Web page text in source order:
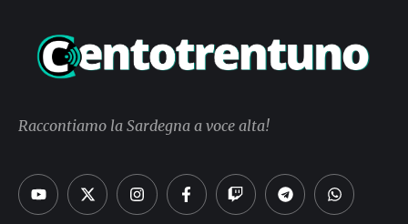
Raccontiamo la Sardegna a voce alta!